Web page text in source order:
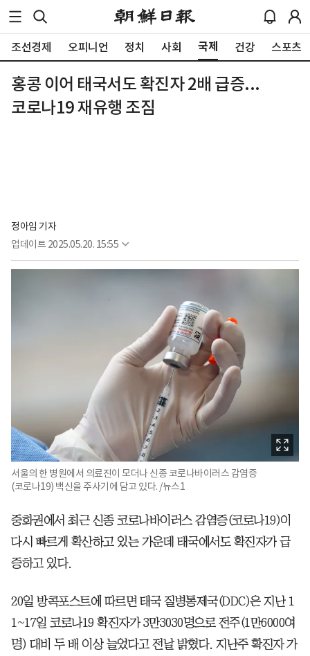
조선경제 오피니언 정치 사회 국제 건강 스포츠
홍콩 이어 태국서도 확진자 2배 급증...
코로나19 재유행 조짐
정아임 기자
업데이트 2025.05.20. 15:55
서울의 한 병원에서 의료진이 모더나 신종 코로나바이러스 감염증
(코로나19) 백신을 주사기에 담고 있다. /뉴스1
중화권에서 최근 신종 코로나바이러스 감염증(코로나19)이
다시 빠르게 확산하고 있는 가운데 태국에서도 확진자가 급
증하고 있다.
20일 방콕포스트에 따르면 태국 질병통제국(DDC)은 지난 1
1~17일 코로나19 확진자가 3만3030명으로 전주(1만6000여
명) 대비 두 배 이상 늘었다고 전날 밝혔다. 지난주 확진자 가